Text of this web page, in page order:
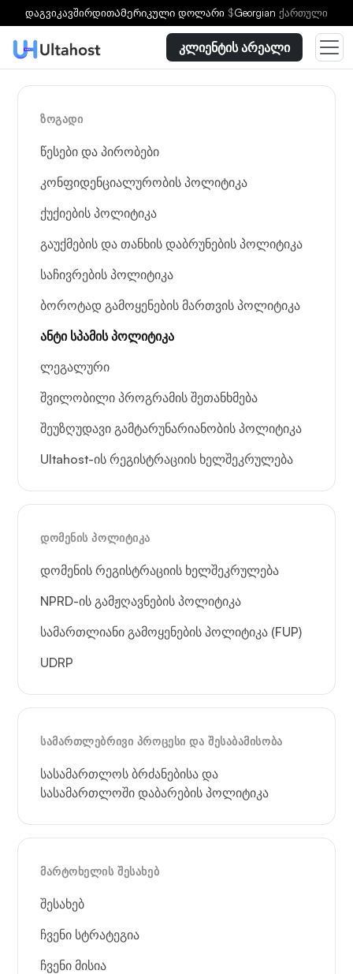
დაგვიკავშირდითᲐმერიკული დოლარი $Georgian ქართული
კლიენტის არეალი
ᲖᲝᲒᲐᲓᲘ
წესები და პირობები
კონფიდენციალურობის პოლიტიკა
ქუქიების პოლიტიკა
გაუქმების და თანხის დაბრუნების პოლიტიკა
საჩივრების პოლიტიკა
ბოროტად გამოყენების მართვის პოლიტიკა
ანტი სპამის პოლიტიკა
ლეგალური
შვილობილი პროგრამის შეთანხმება
შეუზღუდავი გამტარუნარიანობის პოლიტიკა
Ultahost-ის რეგისტრაციის ხელშეკრულება
ᲓᲝᲛᲔᲜᲘᲡ ᲞᲝᲚᲘᲢᲘᲙᲐ
დომენის რეგისტრაციის ხელშეკრულება
NPRD-ის გამჟღავნების პოლიტიკა
სამართლიანი გამოყენების პოლიტიკა (FUP)
UDRP
ᲡᲐᲛᲐᲠᲗᲚᲔᲑᲠᲘᲕᲘ ᲞᲠᲝᲪᲔᲡᲘ ᲓᲐ ᲨᲔᲡᲐᲑᲐᲛᲘᲡᲝᲑᲐ
სასამართლოს ბრძანებისა და
სასამართლოში დაბარების პოლიტიკა
ᲛᲐᲠᲢᲝᲮᲔᲚᲘᲡ ᲨᲔᲡᲐᲮᲔᲑ
შესახებ
ჩვენი სტრატეგია
ჩვენი მისია